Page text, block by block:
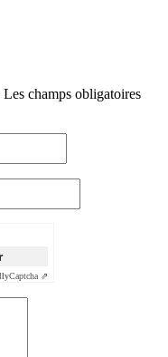
Les champs obligatoires
Captcha ⇗